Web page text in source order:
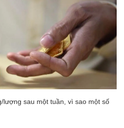
lượng sau một tuần, vì sao một số